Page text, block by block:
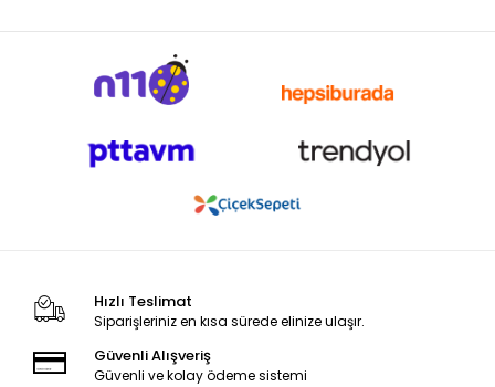
Hızlı Teslimat
Siparişleriniz en kısa sürede elinize ulaşır.
Güvenli Alışveriş
Güvenli ve kolay ödeme sistemi